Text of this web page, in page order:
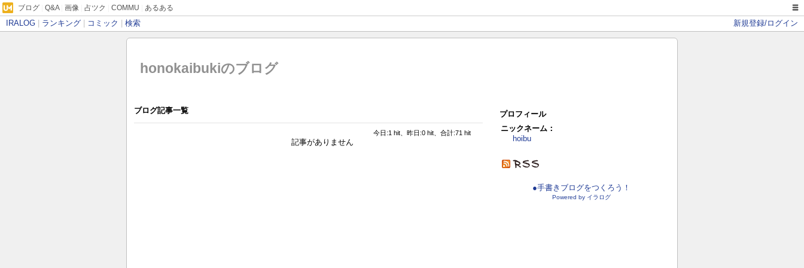
ブログ Q&A| 画像 占ツク COMMU あるある
IRALOG ランキング コミック 検索 新規登録/ログイン
honokaibukiのブログ
ブログ記事一覧
今日:1 hit、昨日:0 hit、合計:71 hit
記事がありません
プロフィール
ニックネーム：
hoibu
●手書きブログをつくろう！
Powered by イラログ